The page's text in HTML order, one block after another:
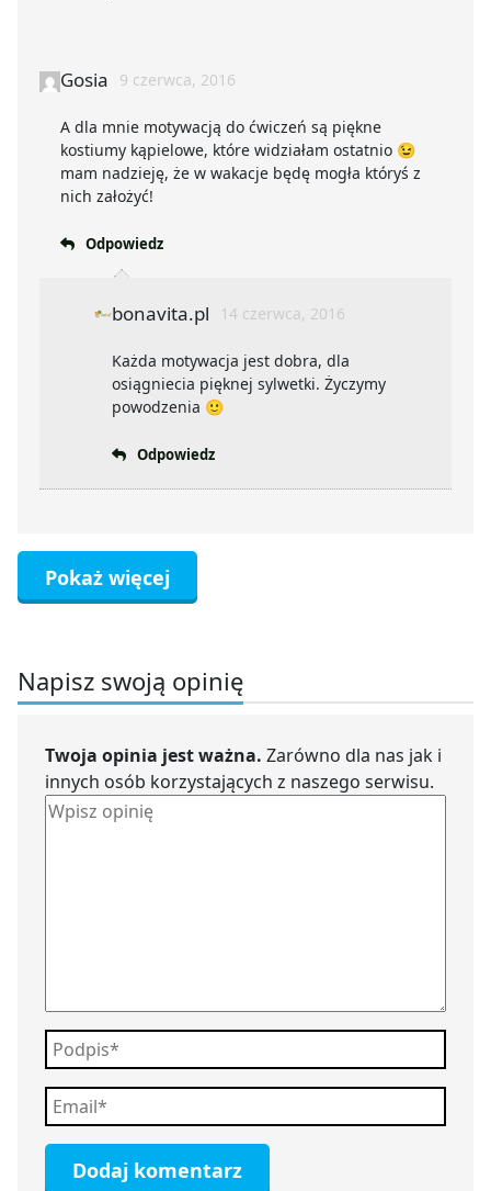
Gosia 9 czerwca, 2016
A dla mnie motywacją do ćwiczeń są piękne
kostiumy kąpielowe, które widziałam ostatnio 😉
mam nadzieję, że w wakacje będę mogła któryś z
nich założyć!
Odpowiedz
bonavita.pl 14 czerwca, 2016
Każda motywacja jest dobra, dla
osiągniecia pięknej sylwetki. Życzymy
powodzenia 🙂
Odpowiedz
Pokaż więcej
Napisz swoją opinię
Twoja opinia jest ważna. Zarówno dla nas jak i
innych osób korzystających z naszego serwisu.